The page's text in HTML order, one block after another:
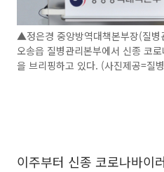
▲정은경 중앙방역대책본부장(질병
오송읍 질병관리본부에서 신종 코
을 브리핑하고 있다. (사진제공=질
이주부터 신종 코로나바이